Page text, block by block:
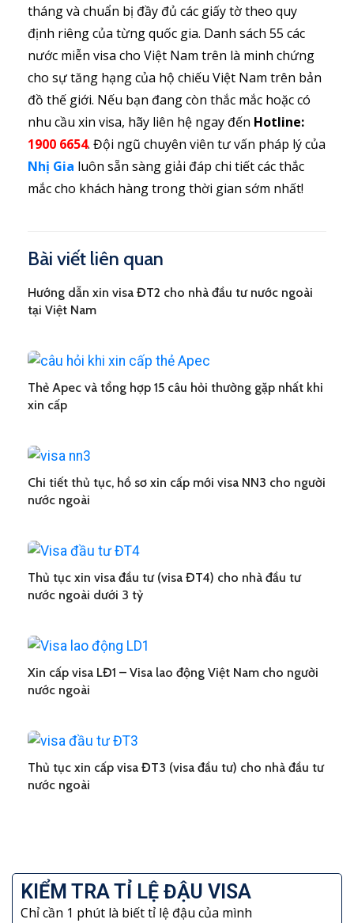
tháng và chuẩn bị đầy đủ các giấy tờ theo quy
định riêng của từng quốc gia. Danh sách 55 các
nước miễn visa cho Việt Nam trên là minh chứng
cho sự tăng hạng của hộ chiếu Việt Nam trên bản
đồ thế giới. Nếu bạn đang còn thắc mắc hoặc có
nhu cầu xin visa, hãy liên hệ ngay đến Hotline:
1900 6654. Đội ngũ chuyên viên tư vấn pháp lý của
Nhị Gia luôn sẵn sàng giải đáp chi tiết các thắc
mắc cho khách hàng trong thời gian sớm nhất!
Bài viết liên quan
Hướng dẫn xin visa ĐT2 cho nhà đầu tư nước ngoài
tại Việt Nam
Thẻ Apec và tổng hợp 15 câu hỏi thường gặp nhất khi
xin cấp
Chi tiết thủ tục, hồ sơ xin cấp mới visa NN3 cho người
nước ngoài
Thủ tục xin visa đầu tư (visa ĐT4) cho nhà đầu tư
nước ngoài dưới 3 tỷ
Xin cấp visa LĐ1 – Visa lao động Việt Nam cho người
nước ngoài
Thủ tục xin cấp visa ĐT3 (visa đầu tư) cho nhà đầu tư
nước ngoài
KIỂM TRA TỈ LỆ ĐẬU VISA
Chỉ cần 1 phút là biết tỉ lệ đậu của mình